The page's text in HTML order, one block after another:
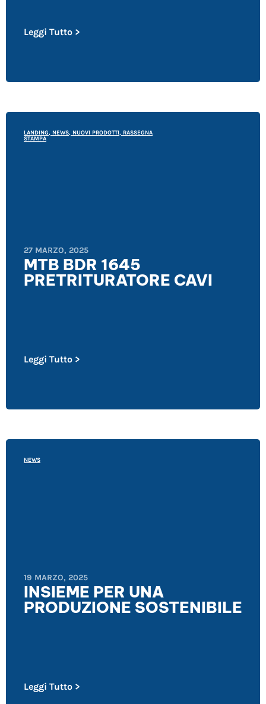
Leggi Tutto >
LANDING, NEWS, NUOVI PRODOTTI, RASSEGNA
STAMPA
27 MARZO, 2025
MTB BDR 1645
PRETRITURATORE CAVI
Leggi Tutto >
NEWS
19 MARZO, 2025
INSIEME PER UNA
PRODUZIONE SOSTENIBILE
Leggi Tutto >